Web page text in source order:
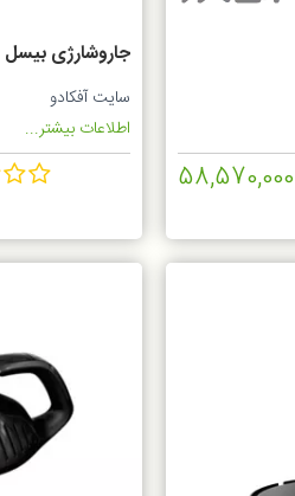
58,570,000
جاروشارژی بیسل 3400Z
سایت آفکادو
اطلاعات بیشتر...